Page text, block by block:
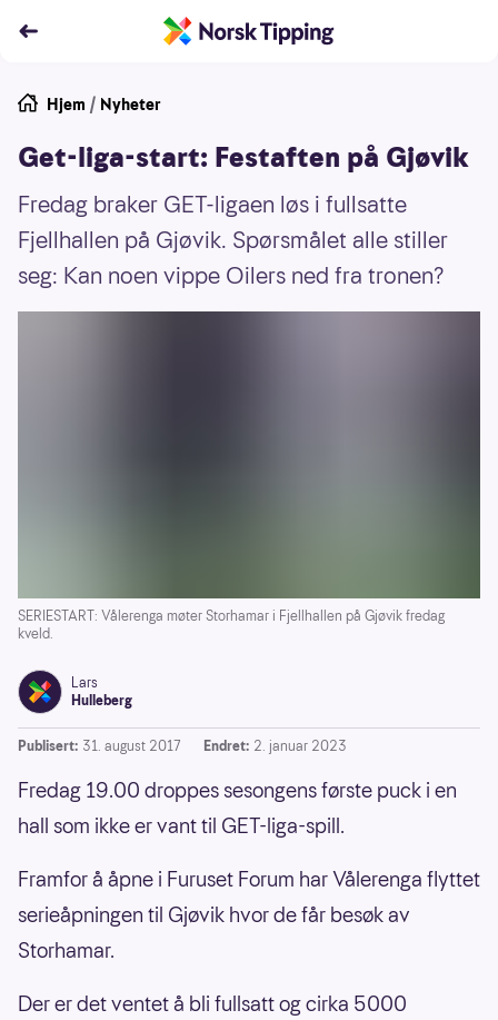
Hjem / Nyheter
Get-liga-start: Festaften på Gjøvik
Fredag braker GET-ligaen løs i fullsatte
Fjellhallen på Gjøvik. Spørsmålet alle stiller
seg: Kan noen vippe Oilers ned fra tronen?
SERIESTART: Vålerenga møter Storhamar i Fjellhallen på Gjøvik fredag
kveld.
Lars
Hulleberg
Publisert: 31. august 2017 Endret: 2. januar 2023
Fredag 19.00 droppes sesongens første puck i en
hall som ikke er vant til GET-liga-spill.
Framfor å åpne i Furuset Forum har Vålerenga flyttet
serieåpningen til Gjøvik hvor de får besøk av
Storhamar.
Der er det ventet å bli fullsatt og cirka 5000